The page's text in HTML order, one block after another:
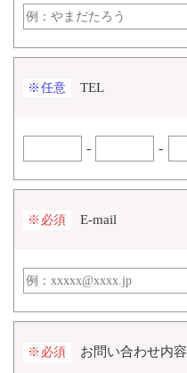
※任意 TEL
- -
※必須 E-mail
※必須 お問い合わせ内容